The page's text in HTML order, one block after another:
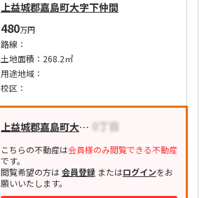
上益城郡嘉島町大字下仲間
480万円
路線：
土地面積：268.2㎡
用途地域：
校区：
上益城郡嘉島町大字上島
こちらの不動産は会員様のみ閲覧できる不動産
です。
閲覧希望の方は会員登録またはログインをお
願いいたします。